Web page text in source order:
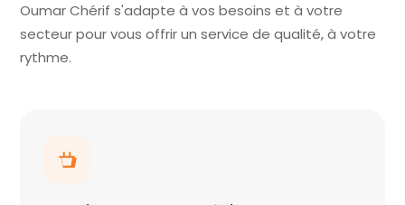
Oumar Chérif s'adapte à vos besoins et à votre
secteur pour vous offrir un service de qualité, à votre
rythme.